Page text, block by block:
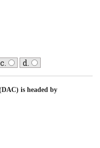
c. d.
is headed by